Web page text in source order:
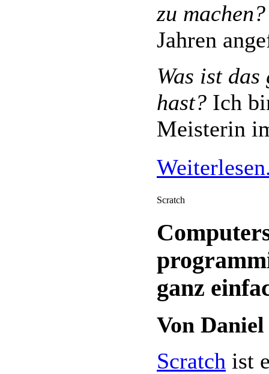
zu machen?
Jahren
Was ist
hast? Ich
Meisterin
Scratch
ganz
Von Daniel
Scratch ist